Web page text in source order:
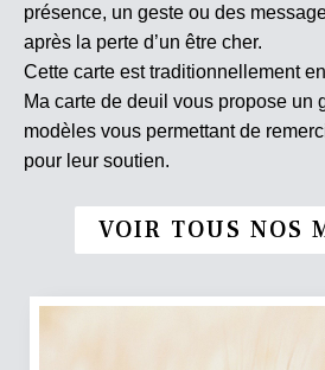
présence, un geste ou des
après la perte d’un être cher.
Cette carte est traditionnellement
Ma carte de deuil vous propose un
modèles vous permettant de
pour leur soutien.
VOIR TOUS NOS